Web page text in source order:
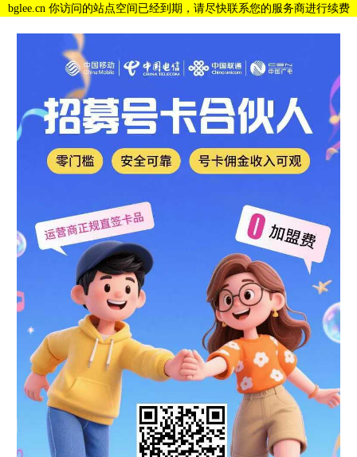
bglee.cn 你访问的站点空间已经到期，请尽快联系您的服务商进行续费